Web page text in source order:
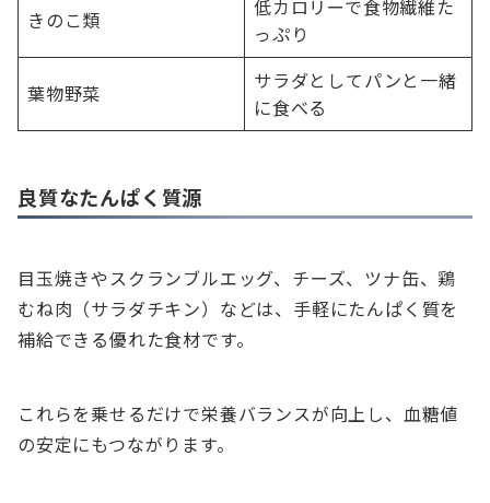
きのこ類
低カロリーで食物繊維た
っぷり
葉物野菜
サラダとしてパンと一緒
に食べる
良質なたんぱく質源
目玉焼きやスクランブルエッグ、チーズ、ツナ缶、鶏
むね肉（サラダチキン）などは、手軽にたんぱく質を
補給できる優れた食材です。
これらを乗せるだけで栄養バランスが向上し、血糖値
の安定にもつながります。